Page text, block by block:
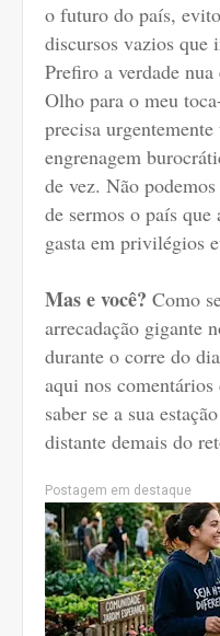
o futuro do país,
discursos vazios que
Prefiro a verdade
Olho para o meu
precisa
engrenagem
de vez. Não
de sermos o país que
gasta em privilégios
Mas e você? Como
arrecadação gigante
durante o corre do
aqui nos
saber se a sua
distante demais do
Postagem em destaque